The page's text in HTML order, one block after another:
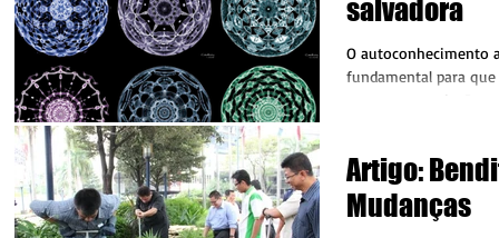
salvadora
O autoconhecimento
fundamental para
Artigo:
Mudanças